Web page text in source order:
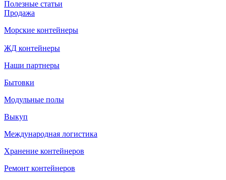
Полезные статьи
Продажа
Морские контейнеры
ЖД контейнеры
Наши партнеры
Бытовки
Модульные полы
Выкуп
Международная логистика
Хранение контейнеров
Ремонт контейнеров